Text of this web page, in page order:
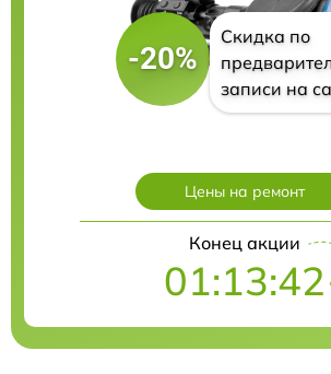
-20%
Скидка по
записи на
Цены на ремонт
Конец акции
01:13:41